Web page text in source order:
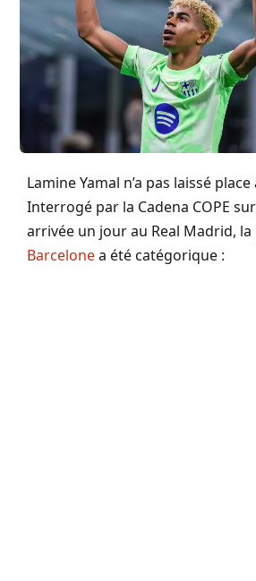
Lamine Yamal n’a pas laissé
Interrogé par la Cadena COPE
arrivée un jour au Real Madrid, la
Barcelonea été catégorique :